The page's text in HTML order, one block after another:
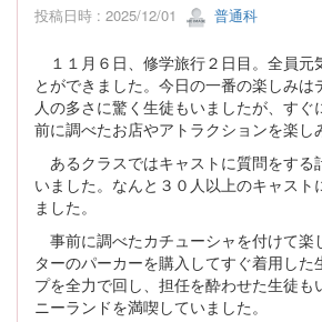
投稿日時 : 2025/12/01 普通科
１１月６日、修学旅行２日目。全員元
とができました。今日の一番の楽しみは
人の多さに驚く生徒もいましたが、す
前に調べたお店やアトラクションを楽し
あるクラスではキャストに質問をする
いました。なんと３０人以上のキャスト
ました。
事前に調べたカチューシャを付けて楽
ターのパーカーを購入してすぐ着用した
プを全力で回し、担任を酔わせた生徒も
ニーランドを満喫していました。